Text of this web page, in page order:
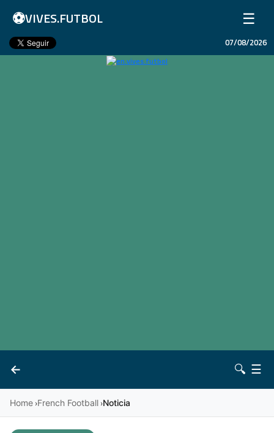
⚽VIVES.FUTBOL ☰
Home
Archivo
07/08/2026
←
Vives 🔍 ☰
Home ›French Football ›Noticia